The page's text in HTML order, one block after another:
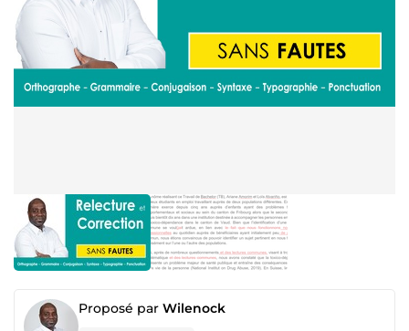
Proposé par Wilenock